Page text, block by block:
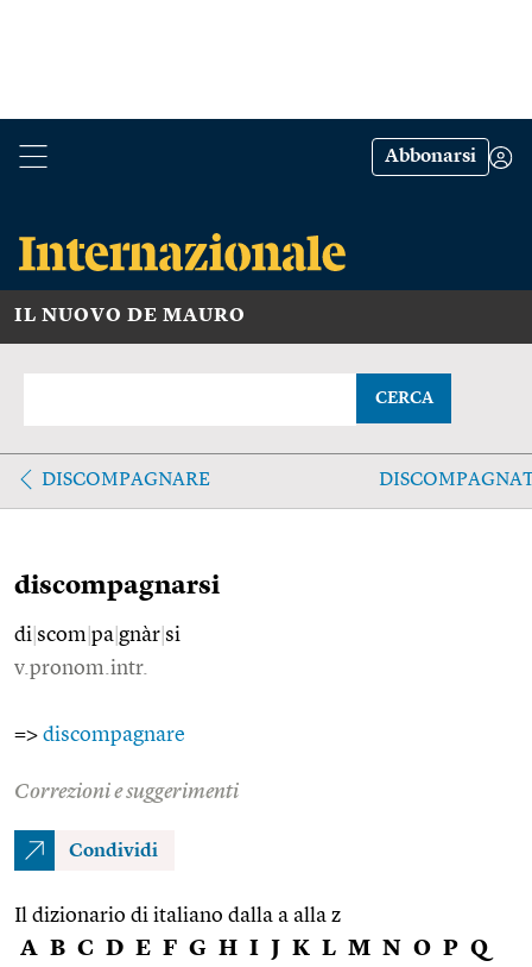
Abbonarsi
IL NUOVO DE MAURO
CERCA
DISCOMPAGNARE
discompagnarsi
di scom pa gnàr si
v.pronom.intr.
=> discompagnare
Correzioni e suggerimenti
Condividi
Il dizionario di italiano dalla a alla z
A B C D E F G H I J K L M N O P Q